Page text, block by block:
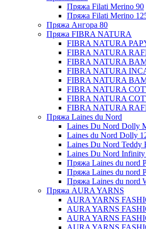
Пряжа Filati Merino 90
Пряжа Filati Merino
Пряжа Ангора 80
Пряжа FIBRA NATURA
FIBRA NATURA
FIBRA NATURA
FIBRA NATURA
FIBRA NATURA
FIBRA NATURA
FIBRA NATURA
FIBRA NATURA
FIBRA NATURA
Пряжа Laines du Nord
Laines Du Nord Dolly
Laines du Nord Dolly
Laines Du Nord Teddy
Laines Du Nord Infinity
Пряжа Laines du nord
Пряжа Laines du nord
Пряжа Laines du nord
Пряжа AURA YARNS
AURA YARNS
AURA YARNS
AURA YARNS
AURA YARNS